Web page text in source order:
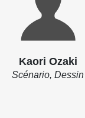
Kaori Ozaki
Scénario, Dessin